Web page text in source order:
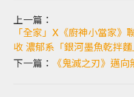
上一篇：
「全家」X《廚神小當家》
收 濃郁系「銀河墨魚乾拌
下一篇：
《鬼滅之刃》邁